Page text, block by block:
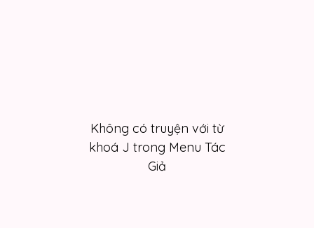
Không có truyện với từ
khoá J trong Menu Tác
Giả